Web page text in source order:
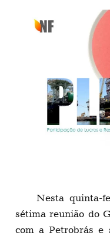
Nesta quinta-
sétima reunião do
com a Petrobrás e